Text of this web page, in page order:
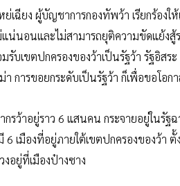
เฉียง ผู้บัญชาการกองทัพว้า เรียกร้อง
น่นอนและไม่สามารถยุติความขัดแย้ง
บเขตปกครองของว้าเป็นรัฐว้า รัฐอิส
การขอยกระดับเป็นรัฐว้า ก็เพื่อขอโอ
กรว้าอยู่ราว 6 แสนคน กระจายอยู่ใน
6 เมืองที่อยู่ภายใต้เขตปกครองของว้า
อยู่ที่เมืองป๋างซาง